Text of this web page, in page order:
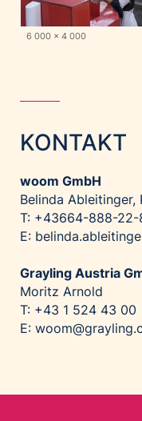
6 000 x 4 000
KONTAKT
woom GmbH
Belinda Ableitinger,
T: +43664-888-22-
E:
Grayling Austria
Moritz Arnold
T: +43 1 524 43 00
E: